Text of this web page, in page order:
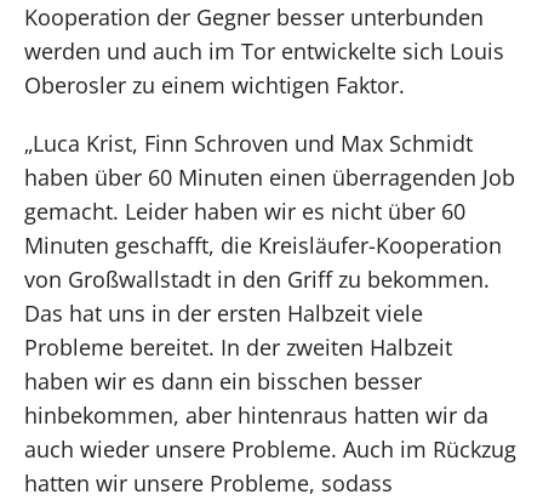
Kooperation der Gegner besser unterbunden
werden und auch im Tor entwickelte sich Louis
Oberosler zu einem wichtigen Faktor.
„Luca Krist, Finn Schroven und Max Schmidt
haben über 60 Minuten einen überragenden Job
gemacht. Leider haben wir es nicht über 60
Minuten geschafft, die Kreisläufer-Kooperation
von Großwallstadt in den Griff zu bekommen.
Das hat uns in der ersten Halbzeit viele
Probleme bereitet. In der zweiten Halbzeit
haben wir es dann ein bisschen besser
hinbekommen, aber hintenraus hatten wir da
auch wieder unsere Probleme. Auch im Rückzug
hatten wir unsere Probleme, sodass